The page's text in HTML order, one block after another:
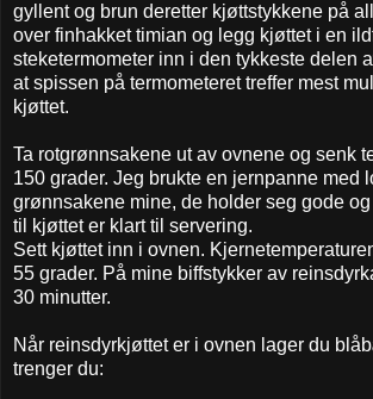
gyllent og brun deretter kjøttstykkene på
over finhakket timian og legg kjøttet i en
steketermometer inn i den tykkeste delen
at spissen på termometeret treffer mest
kjøttet.
Ta rotgrønnsakene ut av ovnene og senk
150 grader. Jeg brukte en jernpanne med
grønnsakene mine, de holder seg gode
til kjøttet er klart til servering.
Sett kjøttet inn i ovnen.
55 grader. På mine biffstykker av
30 minutter.
Når reinsdyrkjøttet er i ovnen lager du
trenger du: